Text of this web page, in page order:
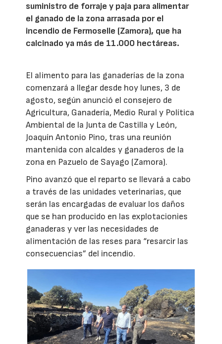
suministro de forraje y paja para alimentar
el ganado de la zona arrasada por el
incendio de Fermoselle (Zamora), que ha
calcinado ya más de 11.000 hectáreas.
El alimento para las ganaderías de la zona
comenzará a llegar desde hoy lunes, 3 de
agosto, según anunció el consejero de
Agricultura, Ganadería, Medio Rural y Política
Ambiental de la Junta de Castilla y León,
Joaquín Antonio Pino, tras una reunión
mantenida con alcaldes y ganaderos de la
zona en Pazuelo de Sayago (Zamora).
Pino avanzó que el reparto se llevará a cabo
a través de las unidades veterinarias, que
serán las encargadas de evaluar los daños
que se han producido en las explotacionies
ganaderas y ver las necesidades de
alimentación de las reses para “resarcir las
consecuencias” del incendio.